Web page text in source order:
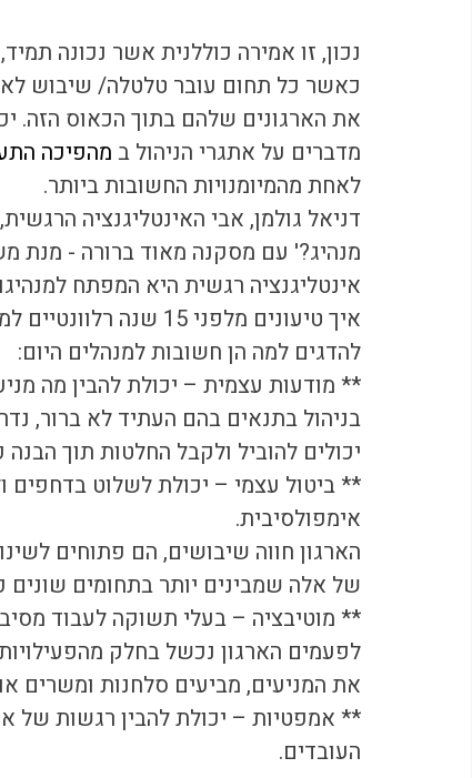
נכון, זו אמירה כוללנית אשר נכונה
כאשר כל תחום עובר טלטלה/ שיבוש
את הארגונים שלהם בתוך הכאוס הזה.
מדברים על אתגרי הניהול ב מהפיכה
לאחת מהמיומנויות החשובות ביותר.
מנהיג?' עם מסקנה מאוד ברורה - מנת
אינטליגנציה רגשית היא המפתח
איך טיעונים מלפני
להדגים למה הן חשובות למנהלים היום:
** מודעות עצמית – יכולת להבין מה
בניהול בתנאים בהם העתיד לא ברור,
יכולים להוביל ולקבל החלטות תוך
** ביטול עצמי – יכולת לשלוט בדחפים
אימפולסיבית.
הארגון חווה שיבושים, הם פתוחים
של אלה שמבינים יותר בתחומים
** מוטיבציה – בעלי תשוקה לעבוד
לפעמים הארגון נכשל בחלק
את המניעים, מביעים סלחנות ומשרים
** אמפטיות – יכולת להבין רגשות של
העובדים.